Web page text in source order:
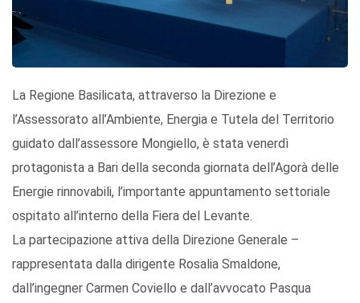
La Regione Basilicata, attraverso la Direzione e
l’Assessorato all’Ambiente, Energia e Tutela del Territorio
guidato dall’assessore Mongiello, è stata venerdì
protagonista a Bari della seconda giornata dell’Agorà delle
Energie rinnovabili, l’importante appuntamento settoriale
ospitato all’interno della Fiera del Levante.
La partecipazione attiva della Direzione Generale –
rappresentata dalla dirigente Rosalia Smaldone,
dall’ingegner Carmen Coviello e dall’avvocato Pasqua